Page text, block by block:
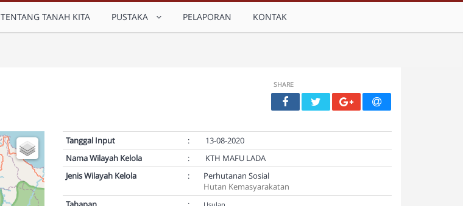
TENTANG TANAH KITA PUSTAKA PELAPORAN KONTAK
SHARE
Tanggal Input :
13-08-2020
Nama Wilayah Kelola
:
KTH MAFU LADA
Jenis Wilayah Kelola
:
Perhutanan Sosial
Hutan Kemasyarakatan